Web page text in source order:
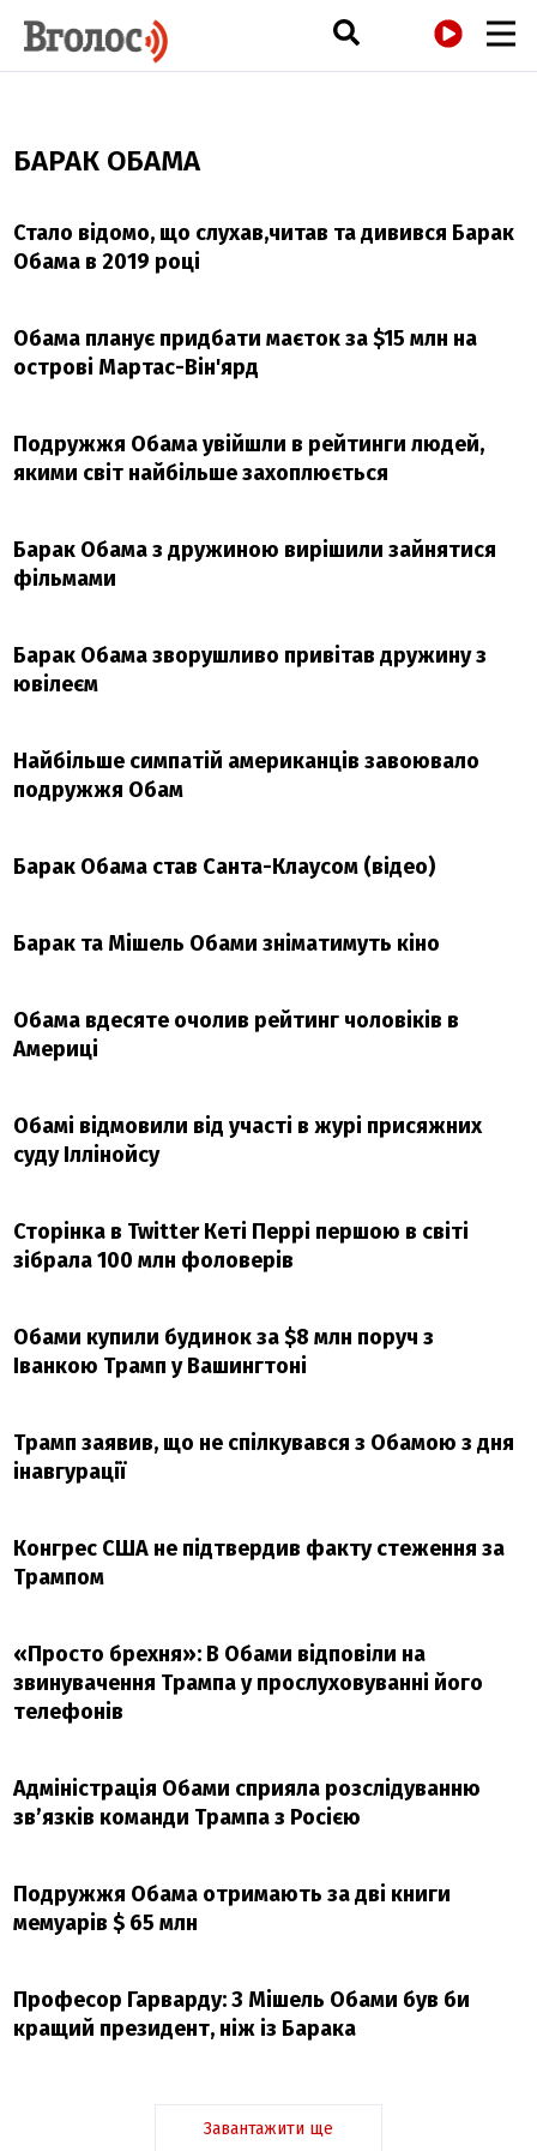
БАРАК ОБАМА
Стало відомо, що слухав,читав та дивився Барак
Обама в 2019 році
Обама планує придбати маєток за $15 млн на
острові Мартас-Він'ярд
Подружжя Обама увійшли в рейтинги людей,
якими світ найбільше захоплюється
Барак Обама з дружиною вирішили зайнятися
фільмами
Барак Обама зворушливо привітав дружину з
ювілеєм
Найбільше симпатій американців завоювало
подружжя Обам
Барак Обама став Санта-Клаусом (відео)
Барак та Мішель Обами зніматимуть кіно
Обама вдесяте очолив рейтинг чоловіків в
Америці
Обамі відмовили від участі в журі присяжних
суду Іллінойсу
Сторінка в Twitter Кеті Перрі першою в світі
зібрала 100 млн фоловерів
Обами купили будинок за $8 млн поруч з
Іванкою Трамп у Вашингтоні
Трамп заявив, що не спілкувався з Обамою з дня
інавгурації
Конгрес США не підтвердив факту стеження за
Трампом
«Просто брехня»: В Обами відповіли на
звинувачення Трампа у прослуховуванні його
телефонів
Адміністрація Обами сприяла розслідуванню
зв’язків команди Трампа з Росією
Подружжя Обама отримають за дві книги
мемуарів $ 65 млн
Професор Гарварду: З Мішель Обами був би
кращий президент, ніж із Барака
Завантажити ще